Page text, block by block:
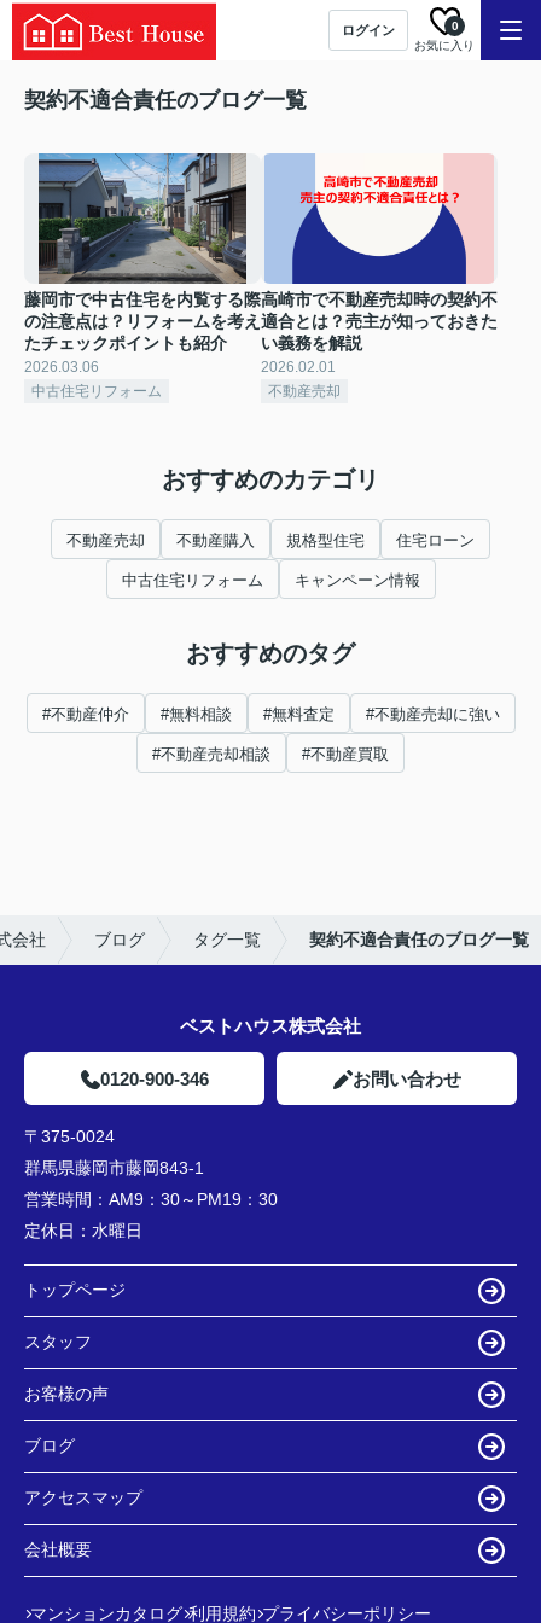
ログイン
お気に入り
0
契約不適合責任のブログ一覧
藤岡市で中古住宅を内覧する際
の注意点は？リフォームを考え
たチェックポイントも紹介
2026.03.06
中古住宅リフォーム
高崎市で不動産売却時の契約不
適合とは？売主が知っておきた
い義務を解説
2026.02.01
不動産売却
おすすめのカテゴリ
不動産売却 不動産購入 規格型住宅 住宅ローン
中古住宅リフォーム キャンペーン情報
おすすめのタグ
#不動産仲介 #無料相談 #無料査定 #不動産売却に強い
#不動産売却相談 #不動産買取
会社 ブログ タグ一覧 契約不適合責任のブログ一覧
ベストハウス株式会社
0120-900-346 お問い合わせ
〒375-0024
群馬県藤岡市藤岡843-1
営業時間： AM9：30～PM19：30
定休日： 水曜日
トップページ
スタッフ
お客様の声
ブログ
アクセスマップ
会社概要
マンションカタログ 利用規約 プライバシーポリシー